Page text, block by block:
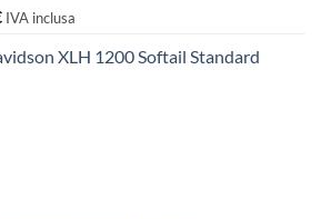
IVA inclusa
XLH 1200 Softail Standard